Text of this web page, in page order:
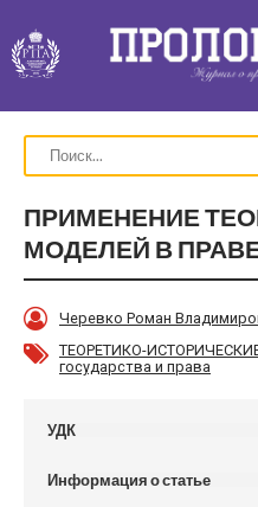
ПРИМЕНЕНИЕ
МОДЕЛЕЙ В
Черевко Роман
ТЕОРЕТИКО-
государства и права
УДК
Информация о статье